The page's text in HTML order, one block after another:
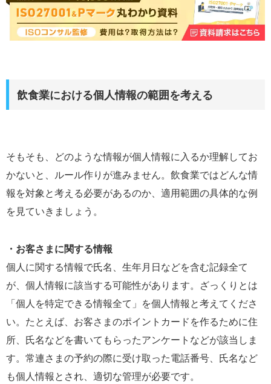
飲食業における個人情報の範囲を考える
そもそも、どのような情報が個人情報に入るか理解してお
かないと、ルール作りが進みません。飲食業ではどんな情
報を対象と考える必要があるのか、適用範囲の具体的な例
を見ていきましょう。
・お客さまに関する情報
個人に関する情報で氏名、生年月日などを含む記録全て
が、個人情報に該当する可能性があります。ざっくりとは
「個人を特定できる情報全て」を個人情報と考えてくださ
い。たとえば、お客さまのポイントカードを作るために住
所、氏名などを書いてもらったアンケートなどが該当しま
す。常連さまの予約の際に受け取った電話番号、氏名など
も個人情報とされ、適切な管理が必要です。